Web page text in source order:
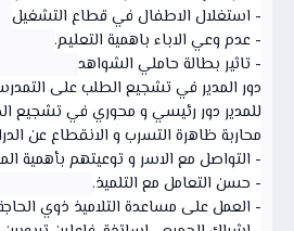
- استغلال الاطفال في قطاع التشغيل
- عدم وعي الاباء باهمية التعليم.
- تاثير بطالة حاملي الشواهد
دور المدير في تشجيع الطلب على
للمدير دور رئيسي و محوري في تشجيع
محاربة ظاهرة التسرب و الانقطاع عن
- التواصل مع الاسر و توعيتهم بأهمية
- حسن التعامل مع التلميذ.
- العمل على مساعدة التلاميذ ذوي